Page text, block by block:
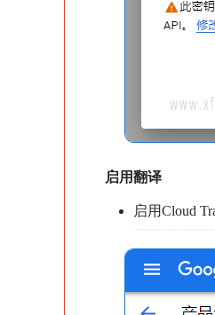
启用翻译
启用Cloud